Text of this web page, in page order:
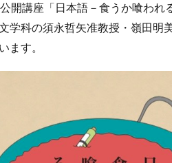
開講座「日本語－食うか喰われ
学科の須永哲矢准教授・嶺田明
ます。